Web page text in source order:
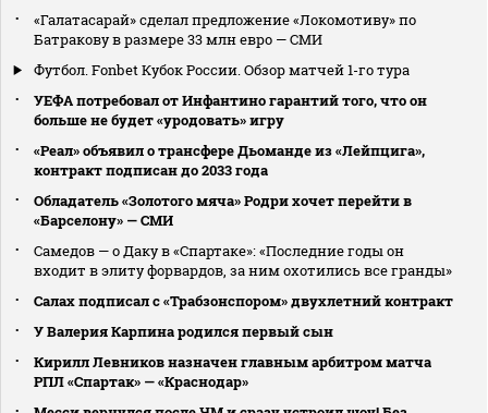
«Галатасарай» сделал предложение «Локомотиву» по
Батракову в размере 33 млн евро — СМИ
Футбол. Fonbet Кубок России. Обзор матчей 1-го тура
УЕФА потребовал от Инфантино гарантий того, что он
больше не будет «уродовать» игру
«Реал» объявил о трансфере Дьоманде из «Лейпцига»,
контракт подписан до 2033 года
Обладатель «Золотого мяча» Родри хочет перейти в
«Барселону» — СМИ
Самедов — о Даку в «Спартаке»: «Последние годы он
входит в элиту форвардов, за ним охотились все гранды»
Салах подписал с «Трабзонспором» двухлетний контракт
У Валерия Карпина родился первый сын
Кирилл Левников назначен главным арбитром матча
РПЛ «Спартак» — «Краснодар»